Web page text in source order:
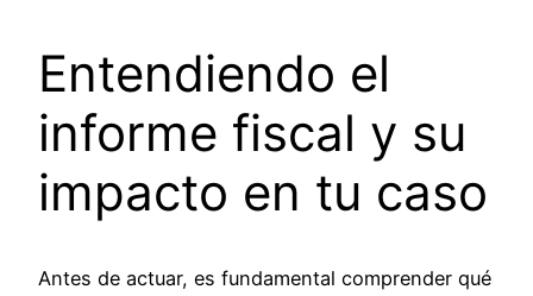
Entendiendo el
informe fiscal y su
impacto en tu caso
Antes de actuar, es fundamental comprender qué